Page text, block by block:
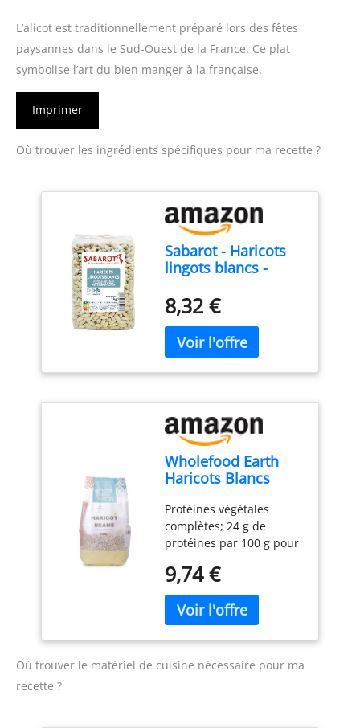
L’alicot est traditionnellement préparé lors des fêtes
paysannes dans le Sud-Ouest de la France. Ce plat
symbolise l’art du bien manger à la française.
Imprimer
Où trouver les ingrédients spécifiques pour ma recette ?
Sabarot - Haricots
lingots blancs -
8,32 €
Wholefood Earth
Haricots Blancs
Légumineuses
Riches en Protéines
et Fibres
Protéines végétales
complètes; 24 g de
protéines par 100 g pour
satiété familiale sans
compromis nutritionnel
Fibres alimentaires
abondantes; 25 g de
fibres soutiennent la
digestion et le bien-être
9,74 €
Où trouver le matériel de cuisine nécessaire pour ma
recette ?